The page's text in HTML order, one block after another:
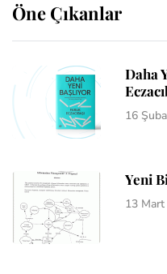
Öne Çıkanlar
Daha
16
Yeni
13